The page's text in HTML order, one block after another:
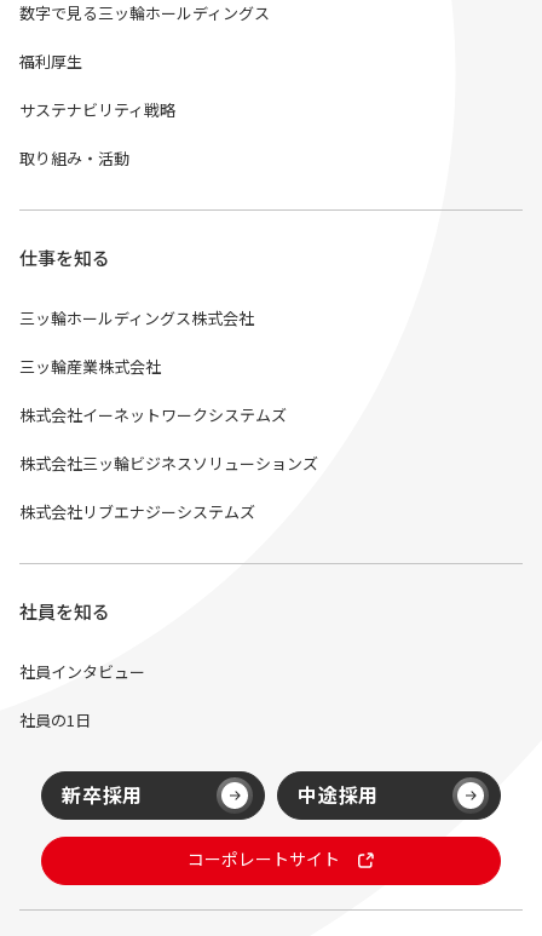
数字で見る三ッ輪ホールディングス
福利厚生
サステナビリティ戦略
取り組み・活動
仕事を知る
三ッ輪ホールディングス株式会社
三ッ輪産業株式会社
株式会社イーネットワークシステムズ
株式会社三ッ輪ビジネスソリューションズ
株式会社リブエナジーシステムズ
社員を知る
社員インタビュー
社員の1日
新卒採用 中途採用
コーポレートサイト